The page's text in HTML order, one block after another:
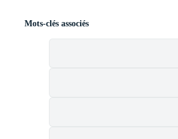
Mots-clés associés